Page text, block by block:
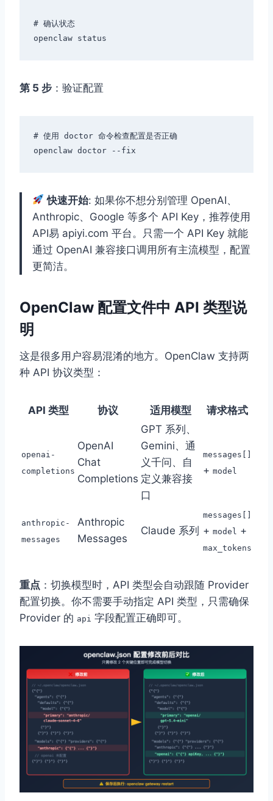
# 确认状态
第 5 步 ：验证配置
# 使用 doctor 命令检查配置是否正确
快速开始: 如果你不想分别管理 OpenAI、
Anthropic、Google 等多个 API Key，推荐使用
API易 apiyi.com 平台。只需一个 API Key 就能
通过 OpenAI 兼容接口调用所有主流模型，配置
更简洁。
OpenClaw 配置文件中 API 类型说
明
这是很多用户容易混淆的地方。OpenClaw 支持两
种 API 协议类型：
API 类型 协议 适用模型 请求格式
openai-
completions
OpenAI
Chat
Completions
GPT 系列、
Gemini、通
义千问、自
定义兼容接
口
messages[]
+ model
anthropic-
messages
Anthropic
Messages
Claude 系列
messages[]
+ model +
max_tokens
重点 ：切换模型时，API 类型会自动跟随 Provider
配置切换。你不需要手动指定 API 类型，只需确保
Provider 的 api 字段配置正确即可。